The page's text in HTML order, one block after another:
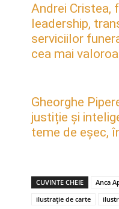
Andrei Cristea,
leadership,
serviciilor
cea mai
Gheorghe
justiție și
teme de eșec,
CUVINTE CHEIE Anca
ilustrație de carte